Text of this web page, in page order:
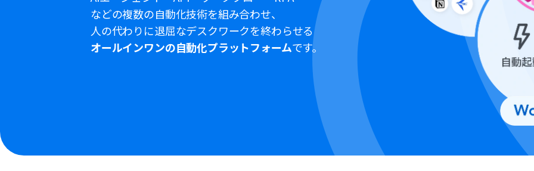
などの複数の自動化技術を組み合わせ、
人の代わりに退屈なデスクワークを終わらせる
オールインワンの自動化プラットフォームです。